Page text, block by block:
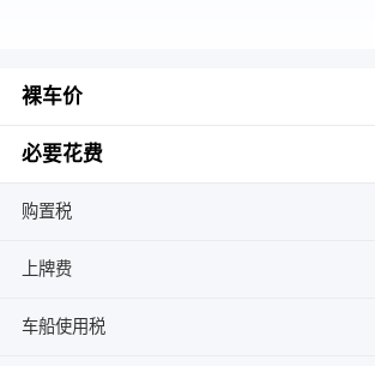
裸车价
必要花费
购置税
上牌费
车船使用税